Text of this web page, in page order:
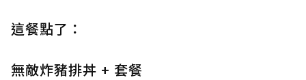
這餐點了：
無敵炸豬排丼 + 套餐